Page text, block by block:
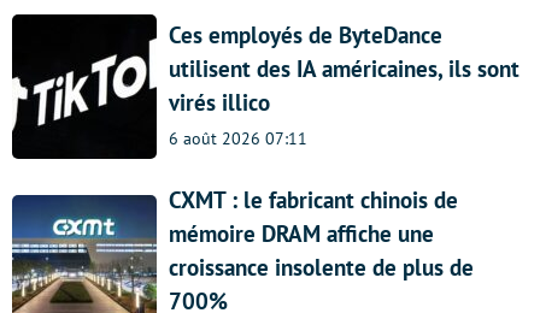
Ces employés de ByteDance
utilisent des IA américaines, ils sont
virés illico
6 août 2026 07:11
CXMT : le fabricant chinois de
mémoire DRAM affiche une
croissance insolente de plus de
700%